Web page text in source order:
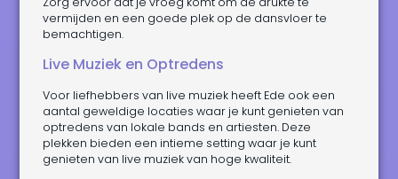
vermijden en een goede plek op de dansvloer te
bemachtigen.
Live Muziek en Optredens
Voor liefhebbers van live muziek heeft Ede ook een
aantal geweldige locaties waar je kunt genieten van
optredens van lokale bands en artiesten. Deze
plekken bieden een intieme setting waar je kunt
genieten van live muziek van hoge kwaliteit.